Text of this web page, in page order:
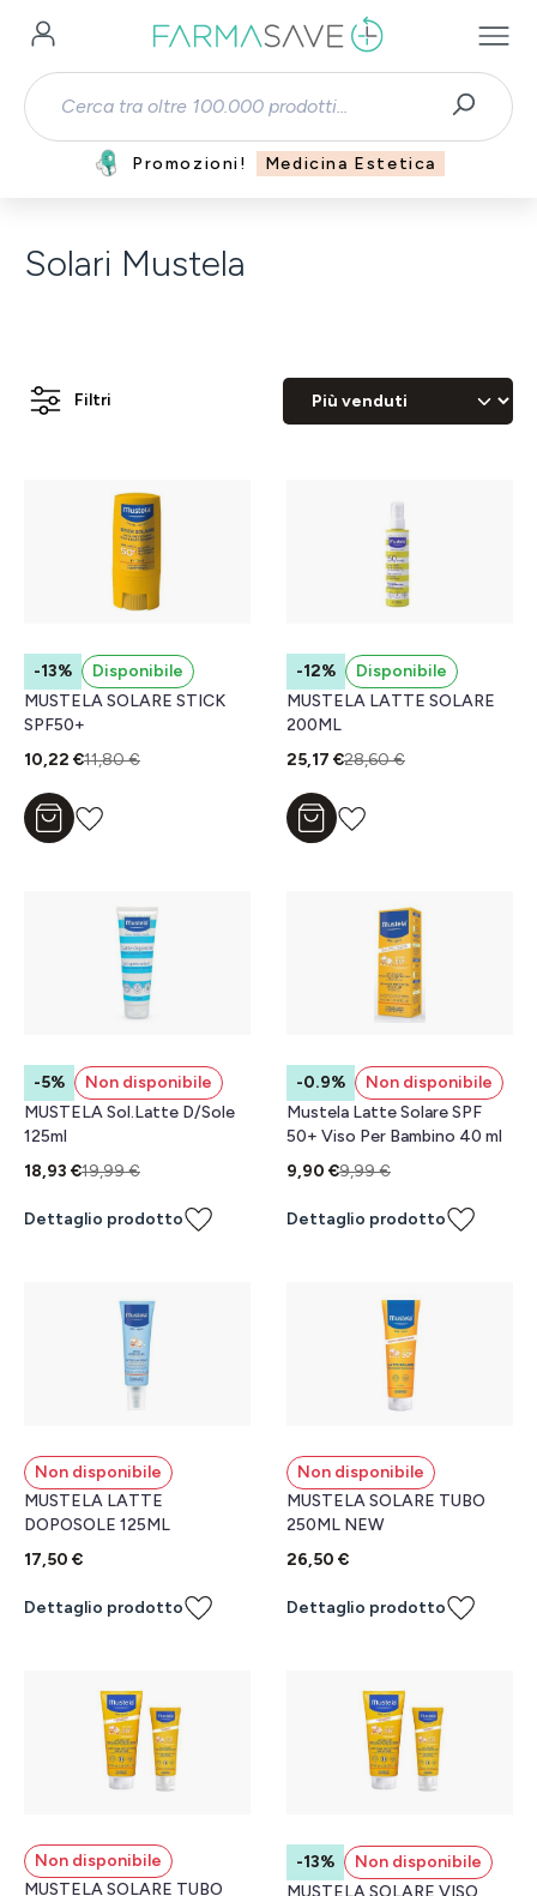
Passa al contenuto principale
Promozioni! Medicina Estetica
Solari Mustela
Filtri
-13%
Disponibile
MUSTELA SOLARE STICK
SPF50+
10,22 €11,80 €
Aggiungi al carrello
-12%
Disponibile
MUSTELA LATTE SOLARE
200ML
25,17 €28,60 €
Aggiungi al carrello
-5%
Non disponibile
MUSTELA Sol.Latte D/Sole
125ml
18,93 €19,99 €
Dettaglio prodotto
-0.9%
Non disponibile
Mustela Latte Solare SPF
50+ Viso Per Bambino 40 ml
9,90 €9,99 €
Dettaglio prodotto
Non disponibile
MUSTELA LATTE
DOPOSOLE 125ML
17,50 €
Dettaglio prodotto
Non disponibile
MUSTELA SOLARE TUBO
250ML NEW
26,50 €
Dettaglio prodotto
Non disponibile
MUSTELA SOLARE TUBO
-13%
Non disponibile
MUSTELA SOLARE VISO